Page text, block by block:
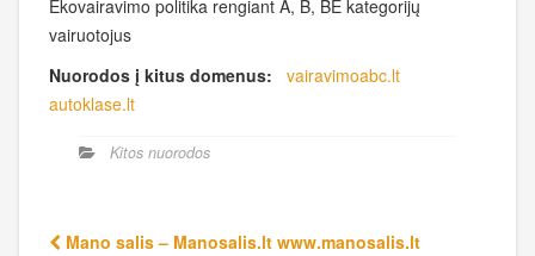
Ekovairavimo politika rengiant A, B, BE kategorijų
vairuotojus
Nuorodos į kitus domenus:
vairavimoabc.lt
autoklase.lt
Kitos nuorodos
Mano salis – Manosalis.lt www.manosalis.lt